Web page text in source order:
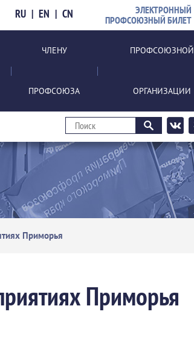
RU | EN | CN
ЭЛЕКТРОННЫЙ
ПРОФСОЮЗНЫЙ БИЛЕТ
ЧЛЕНУ
ПРОФСОЮЗА
ПРОФСОЮЗНОЙ
ОРГАНИЗАЦИИ
Приморья
Приморья